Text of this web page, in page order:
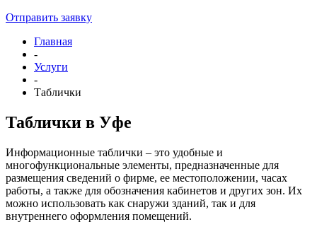
Отправить заявку
Главная
-
Услуги
-
Таблички
Таблички в Уфе
Информационные таблички – это удобные и
многофункциональные элементы, предназначенные для
размещения сведений о фирме, ее местоположении, часах
работы, а также для обозначения кабинетов и других зон. Их
можно использовать как снаружи зданий, так и для
внутреннего оформления помещений.